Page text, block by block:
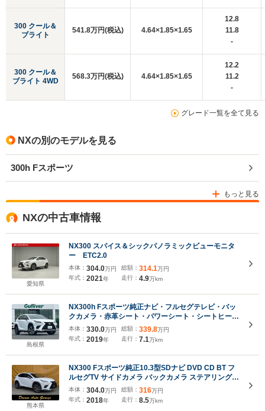
300 クール＆
ブライト
300 クール＆
ブライト 4WD
541.8万円(税込) 4.64×1.85×1.65
12.8
11.8
-
568.3万円(税込) 4.64×1.85×1.65
12.2
11.2
-
グレード一覧を全て見る
NXの別のモデルを見る
300h Fスポーツ
もっと見る
NXの中古車情報
愛知県
NX300 スパイス＆シックパノラミックビューモニタ
ー ETC2.0
本体： 304.0万円
年式： 2021年
総額： 314.1万円
走行： 4.9万km
島根県
NX300h Fスポーツ純正ナビ・フルセグテレビ・バッ
クカメラ・赤革シート・パワーシート・シートヒータ
ー・ベンチレーション・ステアリングヒーター・パド
ルシフト・パワーバックドア・レクサスセーフティシ
ステム・ETC2.0
本体： 330.0万円
年式： 2019年
総額： 339.8万円
走行： 7.1万km
熊本県
NX300 Fスポーツ純正10.3型SDナビ DVD CD BT フ
ルセグTV サイドカメラ バックカメラ ステアリングス
イッチ サンルーフ パワーシート レッド/ブラックレザ
ーシート(エアー・ヒーター) 3眼LEDヘッドライト
LED フォグランプ
本体： 304.0万円
年式： 2018年
総額： 316万円
走行： 8.5万km